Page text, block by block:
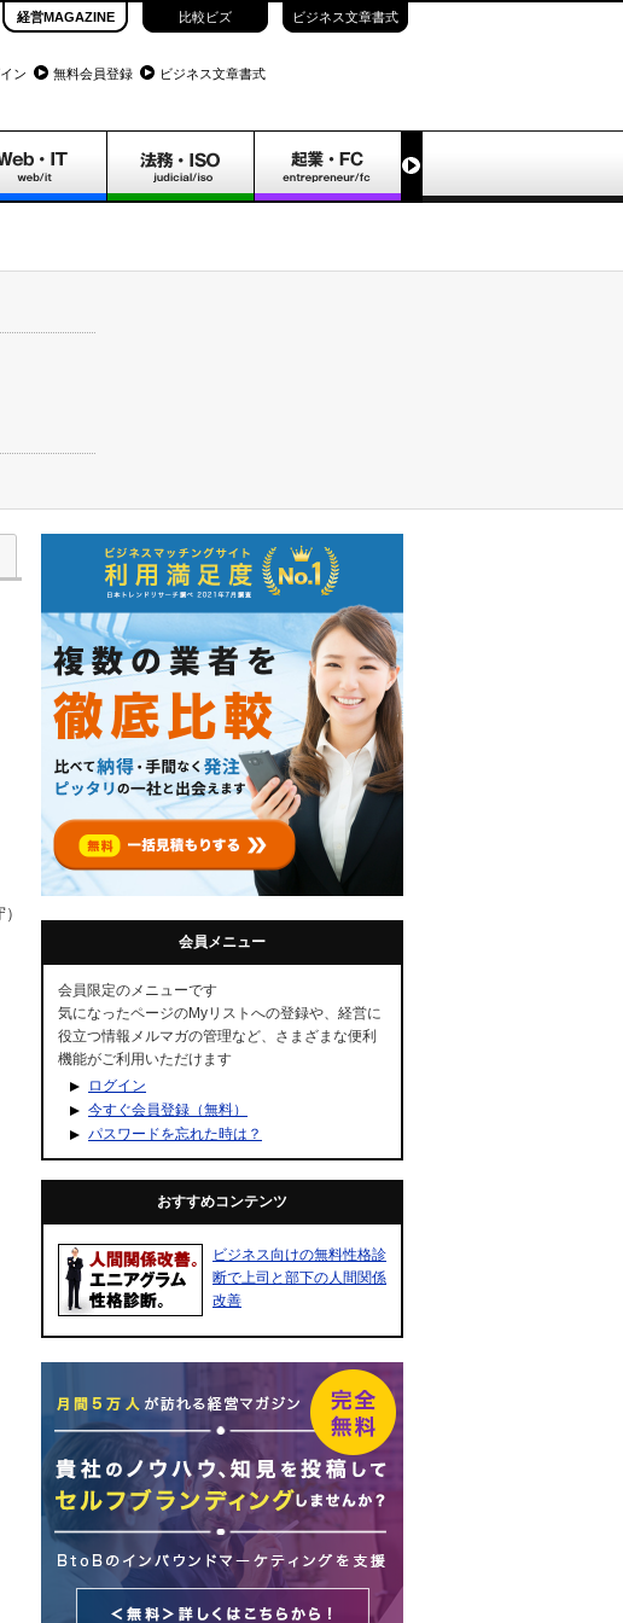
経営MAGAZINE 比較ビズ ビジネス文章書式
ン 無料会員登録 ビジネス文章書式
会員メニュー
会員限定のメニューです
気になったページのMyリストへの登録や、経営に
役立つ情報メルマガの管理など、さまざまな便利
機能がご利用いただけます
ログイン
今すぐ会員登録（無料）
パスワードを忘れた時は？
おすすめコンテンツ
ビジネス向けの無料性格診
断で上司と部下の人間関係
改善